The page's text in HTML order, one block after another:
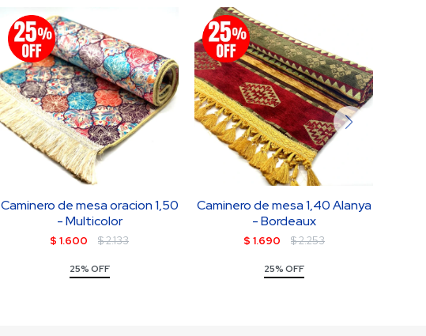
Caminero de mesa oracion 1,50
- Multicolor
$ 1.600 $2.133
25% OFF
Caminero de mesa 1,40 Alanya
- Bordeaux
$ 1.690 $2.253
25% OFF